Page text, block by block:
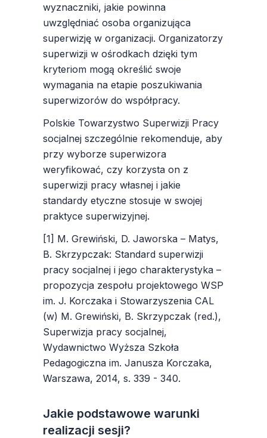
wyznaczniki, jakie powinna
uwzględniać osoba organizująca
superwizję w organizacji. Organizatorzy
superwizji w ośrodkach dzięki tym
kryteriom mogą określić swoje
wymagania na etapie poszukiwania
superwizorów do współpracy.
Polskie Towarzystwo Superwizji Pracy
socjalnej szczególnie rekomenduje, aby
przy wyborze superwizora
weryfikować, czy korzysta on z
superwizji pracy własnej i jakie
standardy etyczne stosuje w swojej
praktyce superwizyjnej.
[1] M. Grewiński, D. Jaworska – Matys,
B. Skrzypczak: Standard superwizji
pracy socjalnej i jego charakterystyka –
propozycja zespołu projektowego WSP
im. J. Korczaka i Stowarzyszenia CAL
(w) M. Grewiński, B. Skrzypczak (red.),
Superwizja pracy socjalnej,
Wydawnictwo Wyższa Szkoła
Pedagogiczna im. Janusza Korczaka,
Warszawa, 2014, s. 339 - 340.
Jakie podstawowe warunki
realizacji sesji?